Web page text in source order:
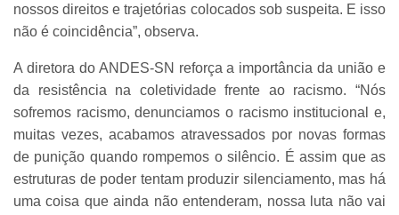
nossos direitos e trajetórias colocados sob suspeita. E isso
não é coincidência”, observa.
A diretora do ANDES-SN reforça a importância da união e
da resistência na coletividade frente ao racismo. “Nós
sofremos racismo, denunciamos o racismo institucional e,
muitas vezes, acabamos atravessados por novas formas
de punição quando rompemos o silêncio. É assim que as
estruturas de poder tentam produzir silenciamento, mas há
uma coisa que ainda não entenderam, nossa luta não vai